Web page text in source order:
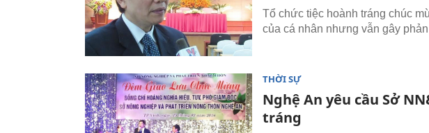
Tổ chức tiệc hoành tráng chúc
của cá nhân nhưng vẫn gây
THỜI SỰ
Nghệ An yêu cầu Sở
tráng